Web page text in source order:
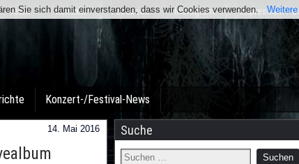
Team Kontakt Facebook Instagram Impressum /
Konzert-/Festival-News
14. Mai 2016 Suche
Sie sich damit einverstanden, dass wir Cookies verwenden.